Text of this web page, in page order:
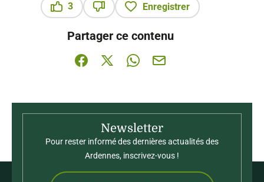
3
Enregistrer
Partager ce contenu
Partager sur Facebook (nouvelle fenêtre)
Partager sur X / Twitter (nouvelle
Partager sur WhatsApp
Partager par mail
Newsletter
Pour rester informé des dernières actualités des
Ardennes, inscrivez-vous !